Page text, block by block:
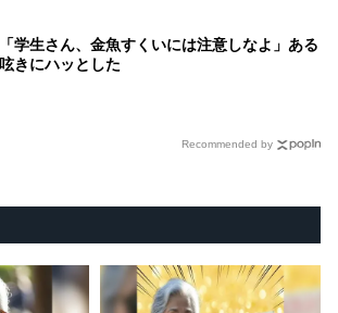
「学生さん、金魚すくいには注意しなよ」ある
呟きにハッとした
Recommended by